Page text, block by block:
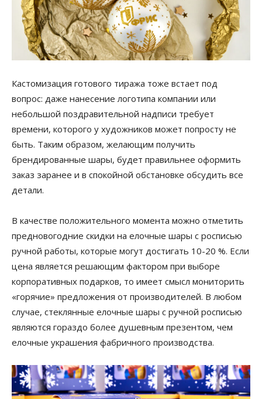
Кастомизация готового тиража тоже встает под
вопрос: даже нанесение логотипа компании или
небольшой поздравительной надписи требует
времени, которого у художников может попросту не
быть. Таким образом, желающим получить
брендированные шары, будет правильнее оформить
заказ заранее и в спокойной обстановке обсудить все
детали.
В качестве положительного момента можно отметить
предновогодние скидки на елочные шары с росписью
ручной работы, которые могут достигать 10-20 %. Если
цена является решающим фактором при выборе
корпоративных подарков, то имеет смысл мониторить
«горячие» предложения от производителей. В любом
случае, стеклянные елочные шары с ручной росписью
являются гораздо более душевным презентом, чем
елочные украшения фабричного производства.